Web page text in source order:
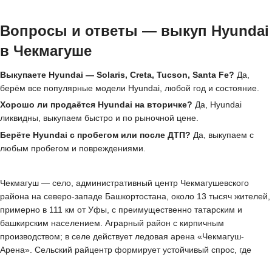
Вопросы и ответы — выкуп Hyundai
в Чекмагуше
Выкупаете Hyundai — Solaris, Creta, Tucson, Santa Fe? Да,
берём все популярные модели Hyundai, любой год и состояние.
Хорошо ли продаётся Hyundai на вторичке? Да, Hyundai
ликвидны, выкупаем быстро и по рыночной цене.
Берёте Hyundai с пробегом или после ДТП? Да, выкупаем с
любым пробегом и повреждениями.
Чекмагуш — село, административный центр Чекмагушевского
района на северо-западе Башкортостана, около 13 тысяч жителей,
примерно в 111 км от Уфы, с преимущественно татарским и
башкирским населением. Аграрный район с кирпичным
производством; в селе действует ледовая арена «Чекмагуш-
Арена». Сельский райцентр формирует устойчивый спрос, где